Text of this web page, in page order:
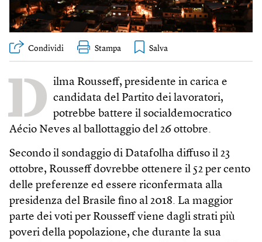
Condividi Stampa
D ilma Rousseff, presidente in carica e
candidata del Partito dei lavoratori,
potrebbe battere il socialdemocratico
Aécio Neves al ballottaggio del 26 ottobre.
Secondo il sondaggio di Datafolha diffuso il 23
ottobre, Rousseff dovrebbe ottenere il 52 per cento
delle preferenze ed essere riconfermata alla
presidenza del Brasile fino al 2018. La maggior
parte dei voti per Rousseff viene dagli strati più
poveri della popolazione, che durante la sua